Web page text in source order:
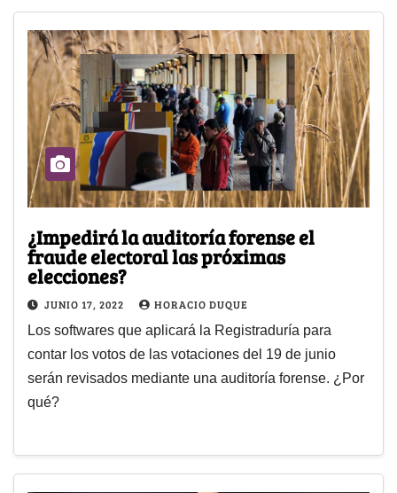
¿Impedirá la auditoría forense el
fraude electoral las próximas
elecciones?
JUNIO 17, 2022 HORACIO DUQUE
Los softwares que aplicará la Registraduría para
contar los votos de las votaciones del 19 de junio
serán revisados mediante una auditoría forense. ¿Por
qué?